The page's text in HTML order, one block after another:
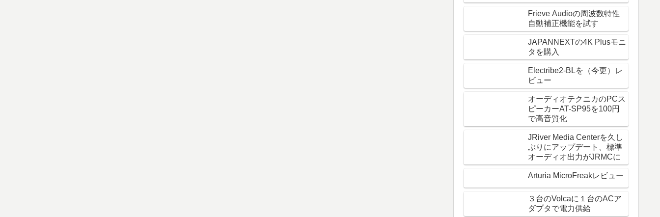
Frieve Audioの周波数特性
自動補正機能を試す
JAPANNEXTの4K Plusモニ
タを購入
Electribe2-BLを（今更）レ
ビュー
オーディオテクニカのPCス
ピーカーAT-SP95を100円
で高音質化
JRiver Media Centerを久し
ぶりにアップデート、標準
オーディオ出力がJRMCに
Arturia MicroFreakレビュー
３台のVolcaに１台のACア
ダプタで電力供給